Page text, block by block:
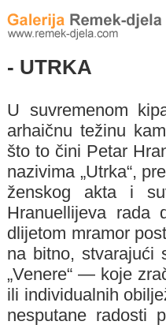
- UTRKA
U suvremenom
arhaičnu težinu
što to čini Petar
nazivima „Utrka“,
ženskog akta i
Hranuellijeva rada
dlijetom mramor
na bitno, stvarajući
„Venere“ — koje
ili individualnih
nesputane radosti